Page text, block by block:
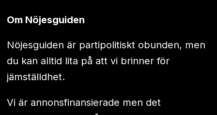
Om Nöjesguiden
Nöjesguiden är partipolitiskt obunden, men
du kan alltid lita på att vi brinner för
jämställdhet.
Vi är annonsfinansierade men det